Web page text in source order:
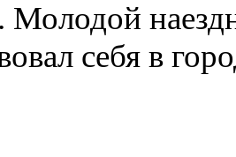
Молодой
себя в